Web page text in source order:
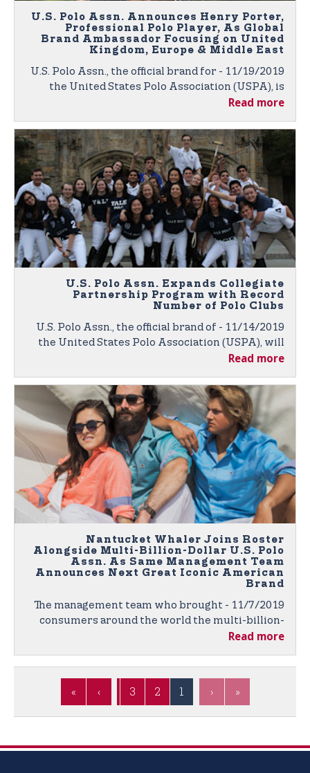
U.S. Polo Assn. Announces Henry Porter,
Professional Polo Player, As Global
Brand Ambassador Focusing on United
Kingdom, Europe & Middle East
11/19/2019 - U.S. Polo Assn., the official brand for
the United States Polo Association (USPA), is
proud to announce polo player Henry Porter as
global brand ambassadors.
Read more
U.S. Polo Assn. Expands Collegiate
Partnership Program with Record
Number of Polo Clubs
11/14/2019 - U.S. Polo Assn., the official brand of
the United States Polo Association (USPA), will
again be outfitting competitive college polo
Partnership Program (CPP).
Read more
Nantucket Whaler Joins Roster
Alongside Multi-Billion-Dollar U.S. Polo
Assn. As Same Management Team
Announces Next Great Iconic American
Brand
11/7/2019 - The management team who brought
consumers around the world the multi-billion-
dollar U.S. Polo Assn. brand is proud to announce
marketplace.
Read more
«
‹
1
2
3
›
»